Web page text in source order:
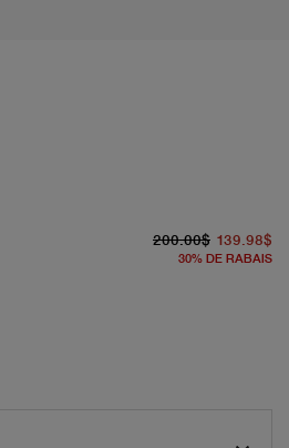
200.00$ 139.98$
30% DE RABAIS